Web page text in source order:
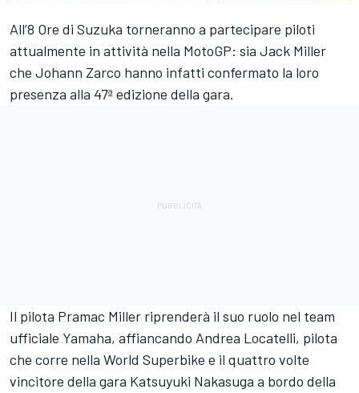
All’8 Ore di Suzuka torneranno a partecipare piloti
attualmente in attività nella MotoGP: sia Jack Miller
che Johann Zarco hanno infatti confermato la loro
presenza alla 47ª edizione della gara.
Il pilota Pramac Miller riprenderà il suo ruolo nel team
ufficiale Yamaha, affiancando Andrea Locatelli, pilota
che corre nella World Superbike e il quattro volte
vincitore della gara Katsuyuki Nakasuga a bordo della